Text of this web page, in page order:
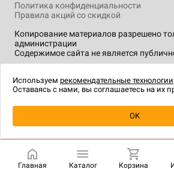
Уведомить о
Копирование материалов разрешено
администрации
Содержимое сайта не является
Политика конфиденциальности
Правила акций со скидкой
технологии.
Главная Каталог Корзина
Используем рекомендательные технологии
Оставаясь с нами, вы соглашаетесь на их
OK